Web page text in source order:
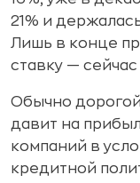
21% и
Лишь в конце
ставку — сейчас
Обычно
давит на
компаний в
кредитной